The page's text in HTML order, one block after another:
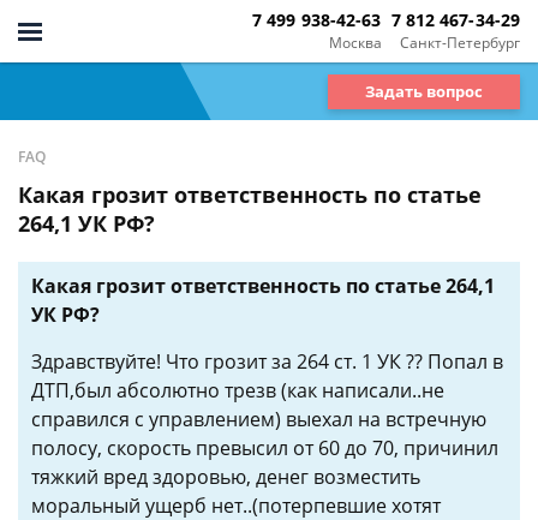
Москва
7 499 938-42-63
Санкт-Петербург
7 812 467-34-29
Задать вопрос
FAQ
Какая грозит ответственность по статье
264,1 УК РФ?
Какая грозит ответственность по статье 264,1
УК РФ?
Здравствуйте! Что грозит за 264 ст. 1 УК ?? Попал в
ДТП,был абсолютно трезв (как написали..не
справился с управлением) выехал на встречную
полосу, скорость превысил от 60 до 70, причинил
тяжкий вред здоровью, денег возместить
моральный ущерб нет..(потерпевшие хотят